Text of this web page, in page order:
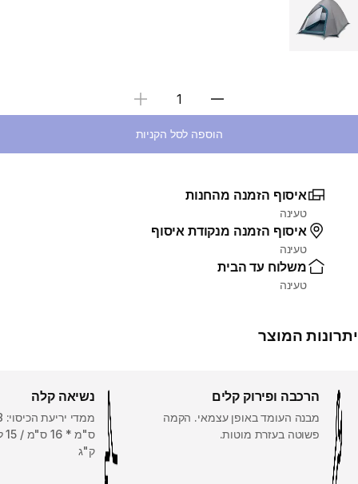
בחירת כמות
הוספה לסל הקניות
איסוף הזמנה מהחנות
טעינה
איסוף הזמנה מנקודת איסוף
טעינה
משלוח עד הבית
טעינה
יתרונות המוצר
הרכבה ופירוק קלים
מבנה העומד באופן עצמאי. הקמה
פשוטה בעזרת מוטות.
נשיאה קלה
ק"ג